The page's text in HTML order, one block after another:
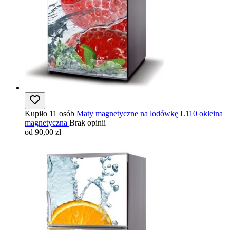
Kupiło 11 osób Maty magnetyczne na lodówkę L110 okleina
magnetyczna Brak opinii
od 90,00 zł